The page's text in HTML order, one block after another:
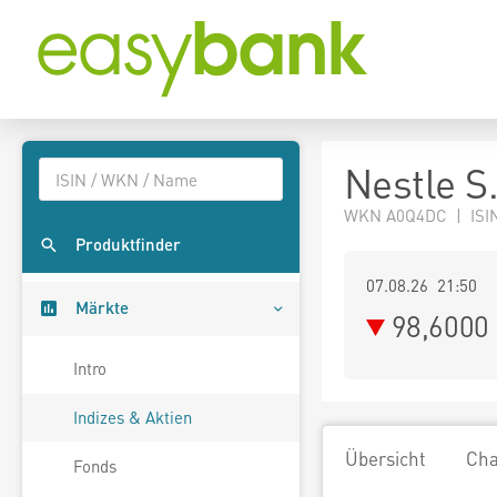
Produktfinder
Märkte
Intro
Indizes & Aktien
Fonds
Nestle
WKN A0Q4DC |
07.08.26 21:50
98,6000
Übersicht